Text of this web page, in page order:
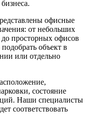
офисные
от небольших
просторных офисов
объект в
или отдельно
состояние
Наши специалисты
соответствовать